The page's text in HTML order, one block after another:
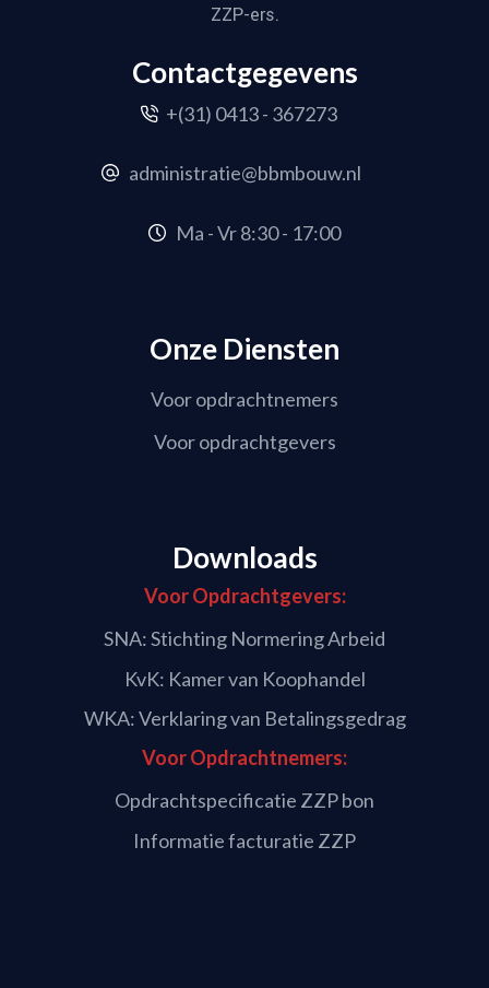
ZZP-ers.
Contactgegevens
+(31) 0413 - 367273
administratie@bbmbouw.nl
Ma - Vr 8:30 - 17:00
Onze Diensten
Voor opdrachtnemers
Voor opdrachtgevers
Downloads
Voor Opdrachtgevers:
SNA: Stichting Normering Arbeid
KvK: Kamer van Koophandel
WKA: Verklaring van Betalingsgedrag
Voor Opdrachtnemers:
Opdrachtspecificatie ZZP bon
Informatie facturatie ZZP